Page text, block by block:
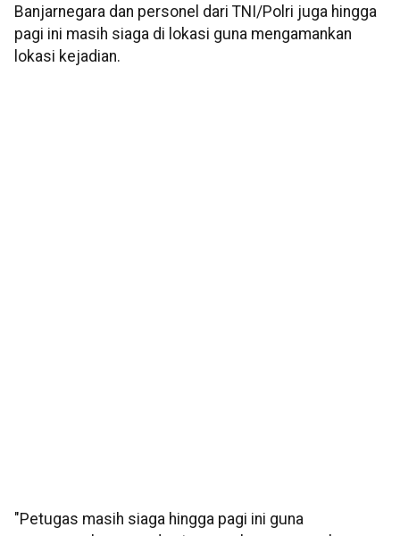
Banjarnegara dan personel dari TNI/Polri juga hingga
pagi ini masih siaga di lokasi guna mengamankan
lokasi kejadian.
"Petugas masih siaga hingga pagi ini guna